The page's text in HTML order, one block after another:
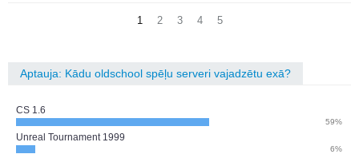
1 2 3 4 5
Aptauja: Kādu oldschool spēļu serveri vajadzētu exā?
CS 1.6
59%
Unreal Tournament 1999
6%